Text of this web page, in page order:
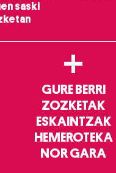
saski
+
GURE BERRI
ZOZKETAK
ESKAINTZAK
HEMEROTEKA
NOR GARA